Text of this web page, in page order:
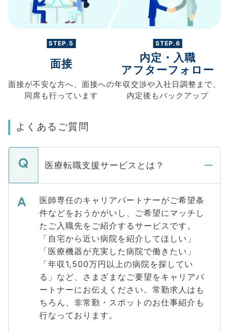
STEP.5
面接
面接が不安な方へ、 面接への
同席も行っています
STEP.6
内定・入職
アフターフォロー
年収交渉や入社日調整まで、
内定後もバックアップ
よくあるご質問
医療転職支援サービスとは？
医師専任のキャリアパートナーがご希望条
件などをおうかがいし、ご希望にマッチし
たご入職先をご紹介するサービスです。
「自宅から近い病院を紹介してほしい」
「医療機器が充実した病院で働きたい」
「年収1,500万円以上の病院を探してい
る」など、さまざまなご要望をキャリアパ
ートナーにお伝えください。常勤求人はも
ちろん、非常勤・スポットのお仕事紹介も
行なっております。